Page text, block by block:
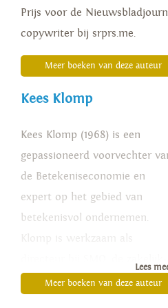
Prijs voor de
copywriter bij srprs.me.
Meer boeken van deze auteur
Kees Klomp
Kees Klomp (1968) is een
gepassioneerd voorvechter
de Betekeniseconomie en
expert op het gebied van
betekenisvol ondernemen.
maatschappelijke denktank
Lees
Meer boeken van deze auteur